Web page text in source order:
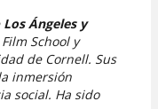
Los Ángeles y
School y
de Cornell. Sus
inmersión
social. Ha sido